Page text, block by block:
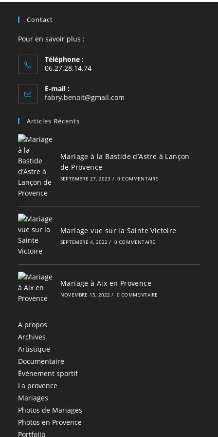
Contact
Pour en savoir plus :
Téléphone :
06.27.28.14.74
E-mail :
fabry.benoit@gmail.com
Articles Récents
Mariage à la Bastide d’Astre à Lançon
de Provence
SEPTEMBRE 27, 2023 / 0 COMMENTAIRE
Mariage vue sur la Sainte Victoire
SEPTEMBRE 4, 2022 / 0 COMMENTAIRE
Mariage à Aix en Provence
NOVEMBRE 15, 2022 / 0 COMMENTAIRE
A propos
Archives
Artistique
Documentaire
Évènement sportif
La provence
Mariages
Photos de Mariages
Photos en Provence
Portfolio